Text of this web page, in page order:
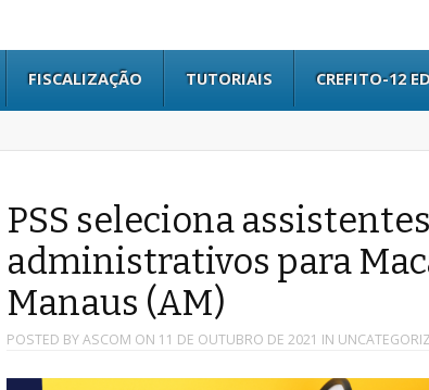
FISCALIZAÇÃO TUTORIAIS CREFITO-12
PSS seleciona assistentes
administrativos para
Manaus (AM)
POSTED BYASCOM ON 11 DE OUTUBRO DE 2021 IN